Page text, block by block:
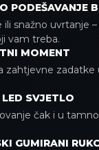
PODEŠAVANJE
ili snažno uvrtanje
vam treba.
MOMENT
zahtjevne zadatke
SVJETLO
čak i u
GUMIRANI